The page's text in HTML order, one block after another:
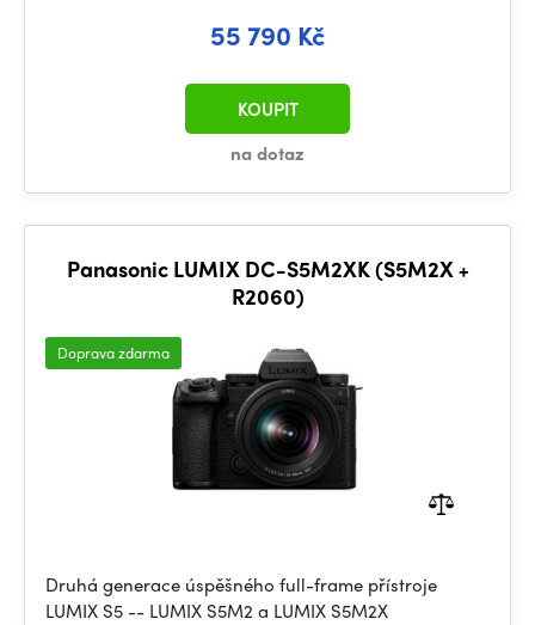
55 790 Kč
na dotaz
KOUPIT
Panasonic LUMIX DC-S5M2XK (S5M2X +
R2060)
Doprava zdarma
Druhá generace úspěšného full-frame přístroje
LUMIX S5 -- LUMIX S5M2 a LUMIX S5M2X